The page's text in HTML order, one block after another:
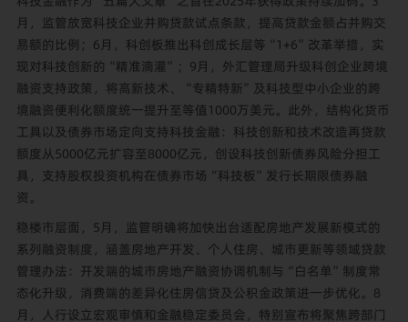
月，监管放宽科技企业并购贷款试点条款，提高贷款金额占并购交
易额的比例；6月，科创板推出科创成长层等“1+6”改革举措，实
现对科技创新的“精准滴灌”；9月，外汇管理局升级科创企业跨境
融资支持政策，将高新技术、“专精特新”及科技型中小企业的跨
境融资便利化额度统一提升至等值1000万美元。此外，结构化货币
工具以及债券市场定向支持科技金融：科技创新和技术改造再贷款
额度从5000亿元扩容至8000亿元，创设科技创新债券风险分担工
具，支持股权投资机构在债券市场“科技板”发行长期限债券融
资。
稳楼市层面，5月，监管明确将加快出台适配房地产发展新模式的
系列融资制度，涵盖房地产开发、个人住房、城市更新等领域贷款
管理办法：开发端的城市房地产融资协调机制与“白名单”制度常
态化升级，消费端的差异化住房信贷及公积金政策进一步优化。8
月，人行设立宏观审慎和金融稳定委员会，特别宣布将聚焦跨部门